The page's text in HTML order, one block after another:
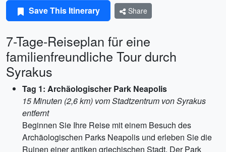
Save This Itinerary Share
7-Tage-Reiseplan für eine
familienfreundliche Tour durch
Syrakus
Tag 1: Archäologischer Park Neapolis
15 Minuten (2,6 km) vom Stadtzentrum von Syrakus
entfernt
Beginnen Sie Ihre Reise mit einem Besuch des
Archäologischen Parks Neapolis und erleben Sie die
Ruinen einer antiken griechischen Stadt. Der Park